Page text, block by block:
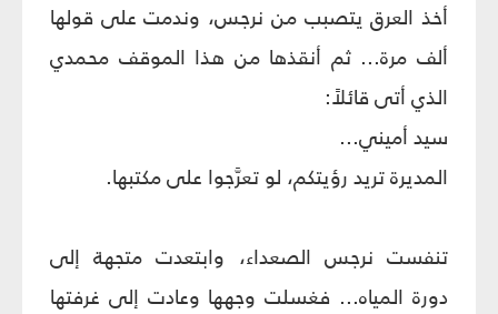
أخذ العرق يتصبب من نرجس، وندمت على قولها
ألف مرة... ثم أنقذها من هذا الموقف محمدي
الذي أتى قائلاً:
سيد أميني...
المديرة تريد رؤيتكم، لو تعرَّجوا على مكتبها.
تنفست نرجس الصعداء، وابتعدت متجهة إلى
دورة المياه... فغسلت وجهها وعادت إلى غرفتها